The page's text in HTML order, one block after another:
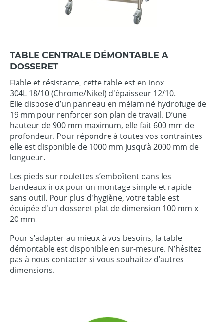
TABLE CENTRALE DÉMONTABLE A
DOSSERET
Fiable et résistante, cette table est en inox
304L 18/10 (Chrome/Nikel) d'épaisseur 12/10.
Elle dispose d’un panneau en mélaminé hydrofuge de
19 mm pour renforcer son plan de travail. D’une
hauteur de 900 mm maximum, elle fait 600 mm de
profondeur. Pour répondre à toutes vos contraintes
elle est disponible de 1000 mm jusqu’à 2000 mm de
longueur.
Les pieds sur roulettes s’emboîtent dans les
bandeaux inox pour un montage simple et rapide
sans outil. Pour plus d'hygiène, votre table est
équipée d'un dosseret plat de dimension 100 mm x
20 mm.
Pour s’adapter au mieux à vos besoins, la table
démontable est disponible en sur-mesure. N’hésitez
pas à nous contacter si vous souhaitez d’autres
dimensions.